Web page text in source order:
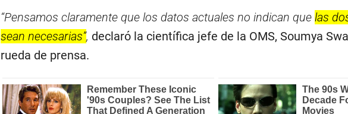
“Pensamos claramente que los datos actuales no indican que las
sean necesarias”, declaró la científica jefe de la OMS, Soumya
rueda de prensa.